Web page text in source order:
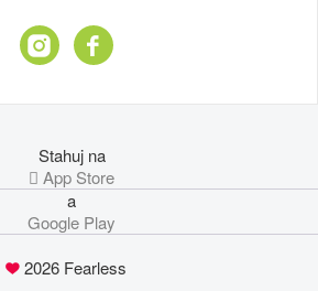
Stahuj na
 App Store
a
Google Play
2026 Fearless